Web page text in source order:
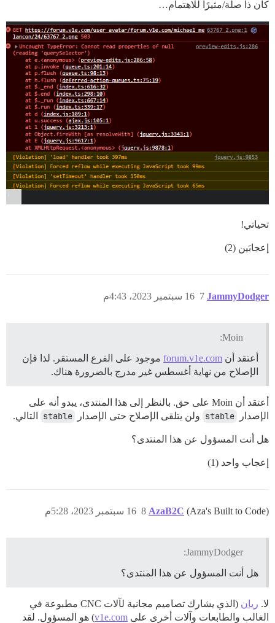
كان ذا صلة/مثيرًا للاهتمام…
تحياتي!
إعجابَين (2)
JammyDodger 16 سبتمبر 2023، 4:43م 7
Moin:
أعتقد أن forum.v1e.com موجود على الفرع المستقر. لذا فإن
الإصلاح من نهاية أغسطس غير مدرج بالضرورة هناك.
أعتقد أن Moin على حق. بالنظر إلى هذا المنتدى، يبدو أنه على
الإصدار
stable ولن يتلقى الإصلاح حتى الإصدار stable التالي.
هل أنت المسؤول عن هذا المنتدى؟
إعجاب واحد (1)
AzaB2C (Aza's Built to Code) 16 سبتمبر 2023، 5:28م 8
JammyDodger:
هل أنت المسؤول عن هذا المنتدى؟
لا. ريان
(الذي يشارك تصاميم مجانية لآلات CNC مطبوعة في
الغالب والطابعات وآلات أخرى على v1e.com) هو المسؤول. لقد